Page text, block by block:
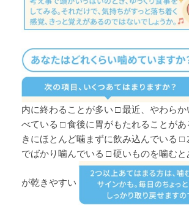
内に終わることが多い □ 最近、やわら
べている □ 食後に胃がもたれることがあ
きにほとんど噛まずに飲み込んでいる □
でばかり噛んでいる □ 硬いものを噛む
が乾きやすい